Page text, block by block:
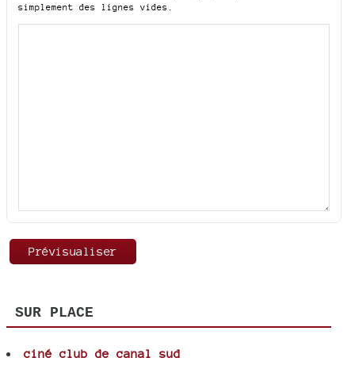
simplement des lignes vides.
SUR PLACE
ciné club de canal sud